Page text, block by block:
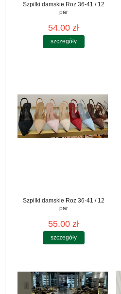
Szpilki damskie Roz 36-41 / 12
par
54.00 zł
szczegóły
Szpilki damskie Roz 36-41 / 12
par
55.00 zł
szczegóły